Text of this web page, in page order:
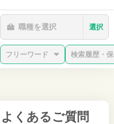
職種を選択 選択
フリーワード 検索履歴・
よくあるご質問